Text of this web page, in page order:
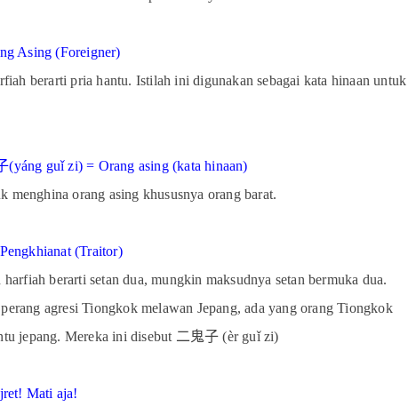
Asing (Foreigner)
berarti pria hantu. Istilah ini digunakan sebagai kata hinaan untuk
(yáng guǐ zi) = Orang asing (kata hinaan)
menghina orang asing khususnya orang barat.
(Traitor)
harfiah berarti setan dua, mungkin maksudnya setan bermuka dua.
agresi Tiongkok melawan Jepang, ada yang orang Tiongkok
jepang. Mereka ini disebut 二鬼子 (èr guǐ zi)
Mati aja!